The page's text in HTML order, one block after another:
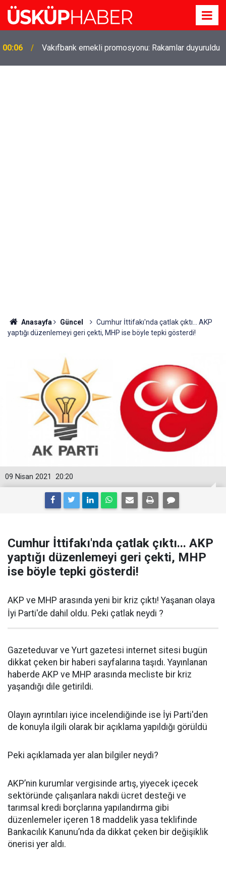
19:21
Gözde oldu! Hem köy hem mahalle hayatı iç içe!
İzmir'deki doğal semt
Anasayfa Güncel
Cumhur İttifakı'nda çatlak çıktı... AKP
yaptığı düzenlemeyi geri çekti, MHP ise böyle tepki gösterdi!
20:20
09 Nisan 2021
Cumhur İttifakı'nda çatlak çıktı... AKP
yaptığı düzenlemeyi geri çekti, MHP
ise böyle tepki gösterdi!
AKP ve MHP arasında yeni bir kriz çıktı! Yaşanan olaya
İyi Parti'de dahil oldu. Peki çatlak neydi ?
Gazeteduvar ve Yurt gazetesi internet sitesi bugün
dikkat çeken bir haberi sayfalarına taşıdı. Yayınlanan
haberde AKP ve MHP arasında mecliste bir kriz
yaşandığı dile getirildi.
Olayın ayrıntıları iyice incelendiğinde ise İyi Parti'den
de konuyla ilgili olarak bir açıklama yapıldığı görüldü
Peki açıklamada yer alan bilgiler neydi?
AKP’nin kurumlar vergisinde artış, yiyecek içecek
sektöründe çalışanlara nakdi ücret desteği ve
tarımsal kredi borçlarına yapılandırma gibi
düzenlemeler içeren 18 maddelik yasa teklifinde
Bankacılık Kanunu’nda da dikkat çeken bir değişiklik
önerisi yer aldı.